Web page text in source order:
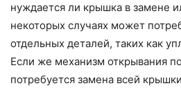
нуждается ли крышка в замене
некоторых случаях может
отдельных деталей, таких как
Если же механизм открывания
потребуется замена всей